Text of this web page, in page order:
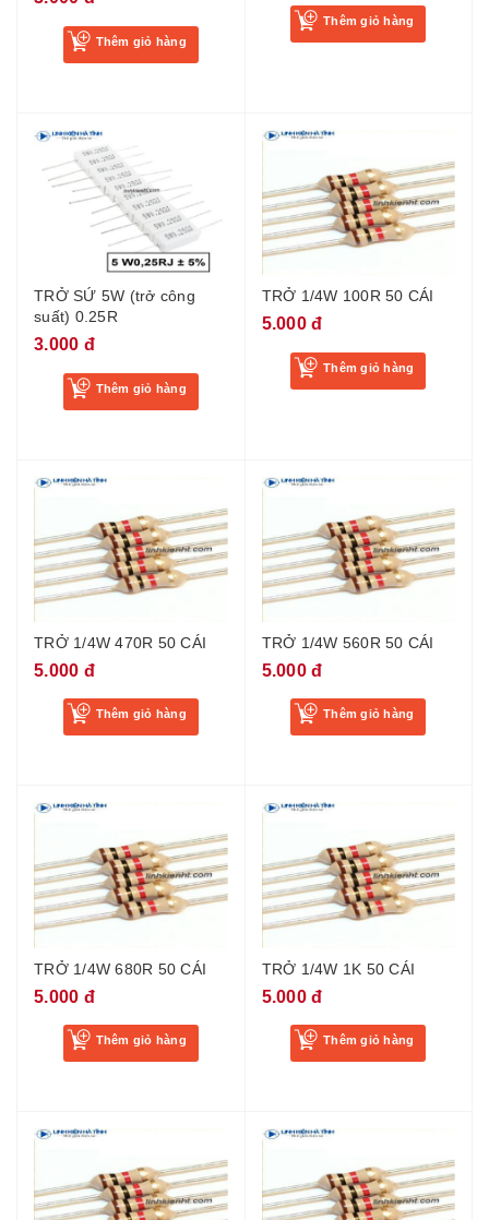
Thêm giỏ hàng
Thêm giỏ hàng
TRỞ SỨ 5W (trở công
suất) 0.25R
3.000 đ
Thêm giỏ hàng
TRỞ 1/4W 100R 50 CÁI
5.000 đ
Thêm giỏ hàng
TRỞ 1/4W 470R 50 CÁI
5.000 đ
Thêm giỏ hàng
TRỞ 1/4W 560R 50 CÁI
5.000 đ
Thêm giỏ hàng
TRỞ 1/4W 680R 50 CÁI
5.000 đ
Thêm giỏ hàng
TRỞ 1/4W 1K 50 CÁI
5.000 đ
Thêm giỏ hàng